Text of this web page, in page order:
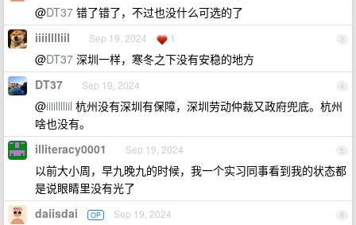
@DT37 错了错了，不过也没什么可选的了
3
iiiilllliil Sep 19, 2024 1
@DT37 深圳一样，寒冬之下没有安稳的地方
4
DT37 Sep 19, 2024
@iiiilllliil 杭州没有深圳有保障，深圳劳动仲裁又政府兜底。杭州
啥也没有。
5
illiteracy0001 Sep 19, 2024
以前大小周，早九晚九的时候，我一个实习同事看到我的状态都
是说眼睛里没有光了
6
daiisdai OP Sep 19, 2024